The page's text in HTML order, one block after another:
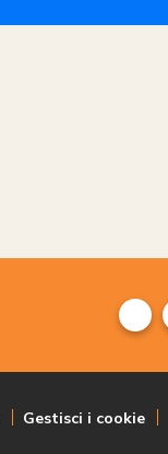
Gestisci i cookie